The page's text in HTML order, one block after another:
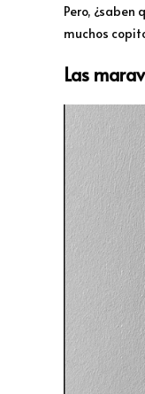
Pero, ¿saben
muchos
Las